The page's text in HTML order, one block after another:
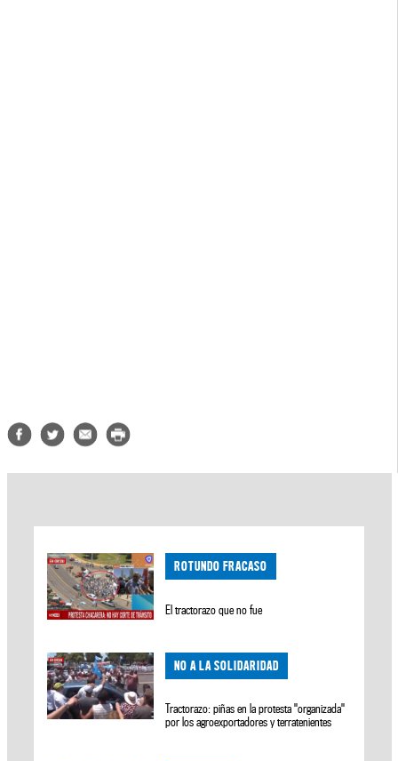
ROTUNDO FRACASO
El tractorazo que no fue
NO A LA SOLIDARIDAD
Tractorazo: piñas en la protesta "organizada"
por los agroexportadores y terratenientes